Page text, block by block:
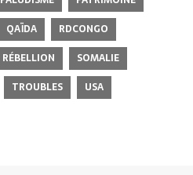
QAÏDA
RDCONGO
RÉBELLION
SOMALIE
TROUBLES
USA